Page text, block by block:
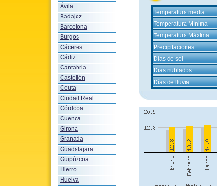
Ávila
Badajoz
Barcelona
Burgos
Cáceres
Cádiz
Cantabria
Castellón
Ceuta
Ciudad Real
Córdoba
Cuenca
Girona
Granada
Guadalajara
Guipúzcoa
Hierro
Huelva
Temperatura media
Temperatura Mínima
Temperatura Máxima
Precipitaciones
Días de sol
Días nublados
Días de lluvia